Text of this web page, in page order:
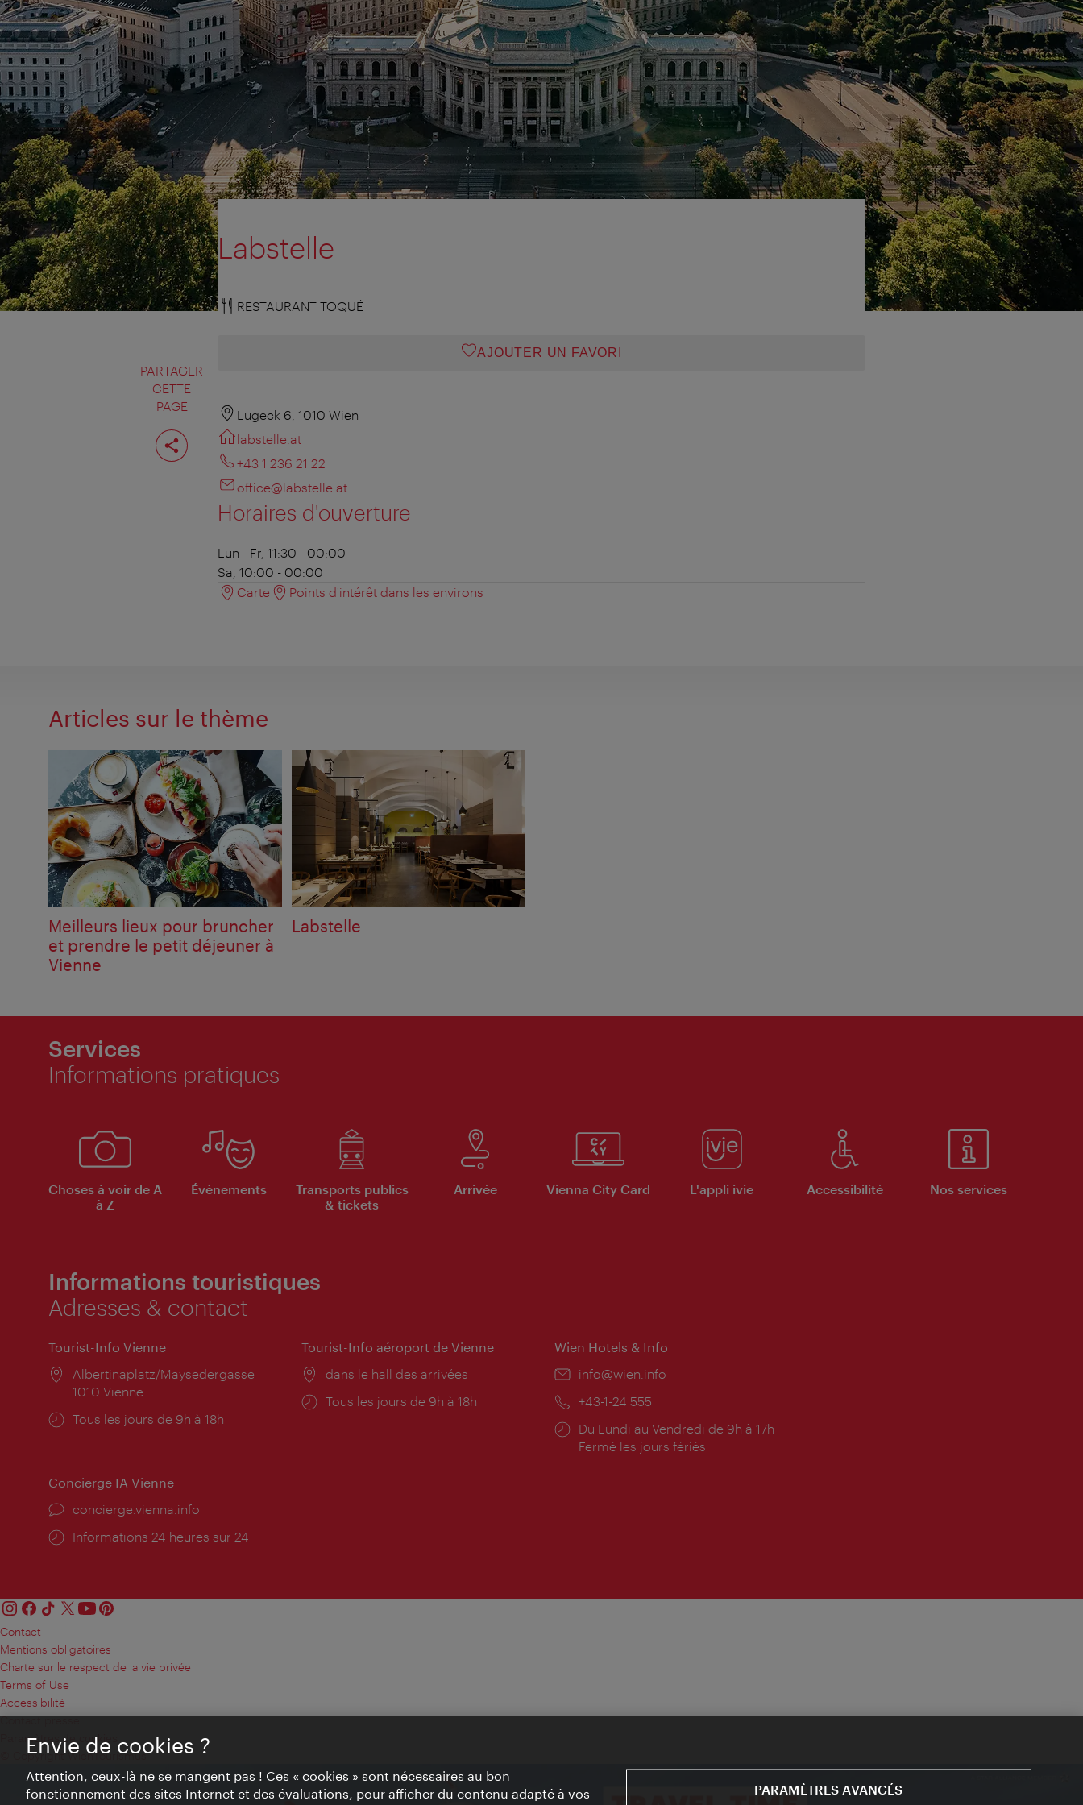
PARTAGER
CETTE
PAGE
Partager
cette
page
Labstelle
RESTAURANT TOQUÉ
AJOUTER UN FAVORI
Lugeck 6, 1010 Wien
labstelle.at
+43 1 236 21 22
office@labstelle.at
Horaires d'ouverture
Lun - Fr, 11:30 - 00:00
Sa, 10:00 - 00:00
Carte
Points d'intérêt dans les environs
Articles sur le thème
Meilleurs lieux pour bruncher
et prendre le petit déjeuner à
Vienne
Labstelle
Services
Informations pratiques
Choses à voir de A
à Z
Évènements
Transports publics
& tickets
Arrivée Vienna City Card L'appli ivie Accessibilité Nos services
Informations touristiques
Adresses & contact
Tourist-Info Vienne
Lieu:
Albertinaplatz/Maysedergasse
1010 Vienne
Horaires
Tous les jours de 9h à 18h
Tourist-Info aéroport de Vienne
Lieu:
dans le hall des arrivées
Horaires
Tous les jours de 9h à 18h
Wien Hotels & Info
E-
info@wien.info
Téléphone:
+43-1-24 555
Horaires
d'ouverture:
Du Lundi au Vendredi de 9h à 17h
Fermé les jours fériés
Concierge IA Vienne
Ort:
concierge.vienna.info
Öffnungszeiten:
Informations 24 heures sur 24
Contact
Mentions obligatoires
Charte sur le respect de la vie privée
Terms of Use
Accessibilité
Contact presse
Paramètres de cookies
© Copyright WienTourismus
Envie de cookies ?
Attention, ceux-là ne se mangent pas ! Ces « cookies » sont nécessaires au bon
fonctionnement des sites Internet et des évaluations, pour afficher du contenu adapté à vos
PARAMÈTRES AVANCÉS